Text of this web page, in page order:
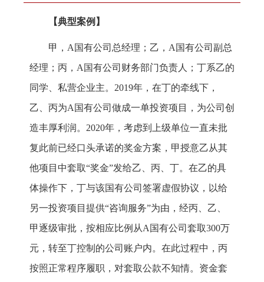
【典型案例】
甲，A国有公司总经理；乙，A国有公司副总
经理；丙，A国有公司财务部门负责人；丁系乙的
同学、私营企业主。2019年，在丁的牵线下，
乙、丙为A国有公司做成一单投资项目，为公司创
造丰厚利润。2020年，考虑到上级单位一直未批
复此前已经口头承诺的奖金方案，甲授意乙从其
他项目中套取“奖金”发给乙、丙、丁。在乙的具
体操作下，丁与该国有公司签署虚假协议，以给
另一投资项目提供“咨询服务”为由，经丙、乙、
甲逐级审批，按相应比例从A国有公司套取300万
元，转至丁控制的公司账户内。在此过程中，丙
按照正常程序履职，对套取公款不知情。资金套